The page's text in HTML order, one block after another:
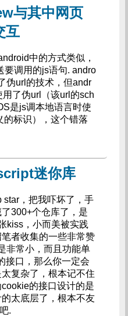
与其中网页
互
中的方式类似，
要调用的js语句. andro
伪url的技术，但andr
了伪url（该url的sch
是js调本地语言时使
的标识），这个错落
迷你库
star，把我吓坏了，手
300+个仓库了，是
kiss，小而美被实践
者收集的一些非常赞
非常小，而且功能单
接口，那么你一定会
复杂了，根本记不住
的接口设计的是
太底层了，根本不友
.